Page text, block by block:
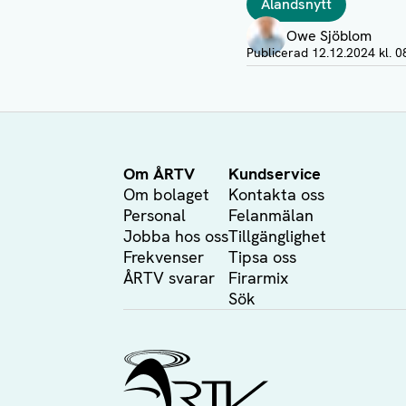
Ålandsnytt
Författare
Owe Sjöblom
Visa profil
Publicerad 12.12.2024 kl.
Om ÅRTV
Om bolaget
Personal
Jobba hos oss
Frekvenser
ÅRTV svarar
Kundservice
Kontakta oss
Felanmälan
Tillgänglighet
Tipsa oss
Firarmix
Sök
Ålands Radio & TV